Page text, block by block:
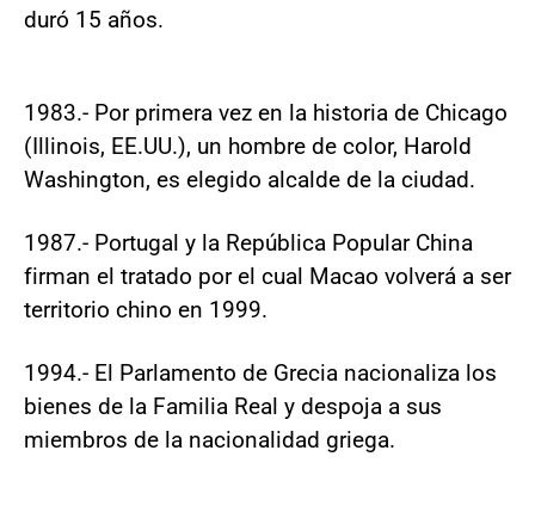
duró 15 años.
1983.- Por primera vez en la historia de Chicago
(Illinois, EE.UU.), un hombre de color, Harold
Washington, es elegido alcalde de la ciudad.
1987.- Portugal y la República Popular China
firman el tratado por el cual Macao volverá a ser
territorio chino en 1999.
1994.- El Parlamento de Grecia nacionaliza los
bienes de la Familia Real y despoja a sus
miembros de la nacionalidad griega.